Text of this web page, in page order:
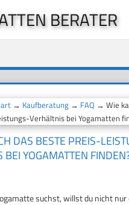
BERATER
→ Kaufberatung → FAQ → Wie
Verhältnis bei Yogamatten
DAS BESTE PREIS-
BEI YOGAMATTEN
suchst, willst du nicht nur